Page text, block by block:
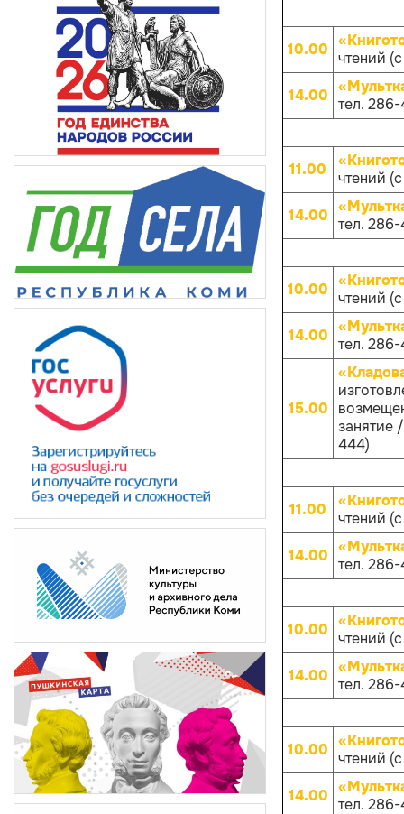
10.00 чтений
14.00 тел.
11.00
чтений
14.00 тел.
10.00 чтений
14.00 тел.
15.00
занятие
444)
11.00
чтений
14.00 тел.
10.00 чтений
14.00 тел.
10.00 чтений
14.00 тел.